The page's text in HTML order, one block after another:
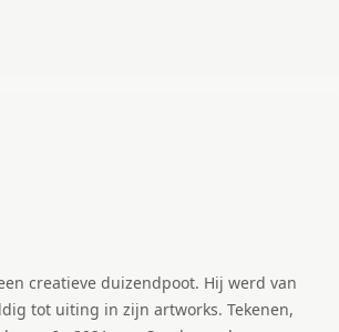
duizendpoot. Hij werd van
tot uiting in zijn artworks. Tekenen,